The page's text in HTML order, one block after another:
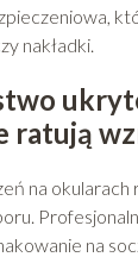
nakładki.
ratują
na
na